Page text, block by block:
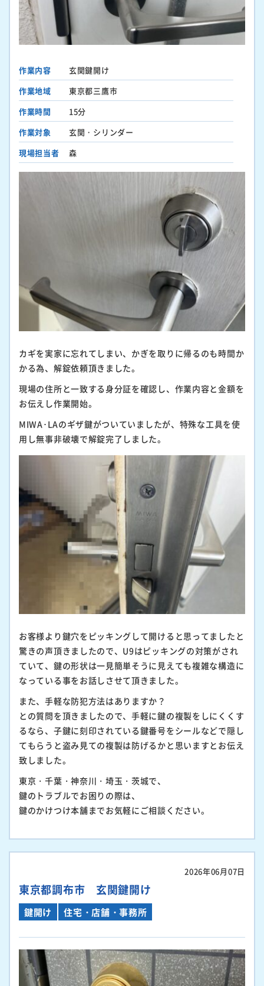
作業内容
玄関鍵開け
作業地域
東京都三鷹市
作業時間
15分
作業対象
玄関・シリンダー
現場担当者
森
カギを実家に忘れてしまい、かぎを取りに帰るのも時間か
かる為、解錠依頼頂きました。
現場の住所と一致する身分証を確認し、作業内容と金額を
お伝えし作業開始。
MIWA･LAのギザ鍵がついていましたが、特殊な工具を使
用し無事非破壊で解錠完了しました。
お客様より鍵穴をピッキングして開けると思ってましたと
驚きの声頂きましたので、U9はピッキングの対策がされ
ていて、鍵の形状は一見簡単そうに見えても複雑な構造に
なっている事をお話しさせて頂きました。
また、手軽な防犯方法はありますか？
との質問を頂きましたので、手軽に鍵の複製をしにくくす
るなら、子鍵に刻印されている鍵番号をシールなどで隠し
てもらうと盗み見ての複製は防げるかと思いますとお伝え
致しました。
東京・千葉・神奈川・埼玉・茨城で、
鍵のトラブルでお困りの際は、
鍵のかけつけ本舗までお気軽にご相談ください。
2026年06月07日
東京都調布市 玄関鍵開け
鍵開け 住宅・店舗・事務所